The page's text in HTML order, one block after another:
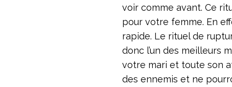
voir comme avant. Ce
pour votre femme. En
rapide. Le rituel de
donc l’un des meilleurs
votre mari et toute son
des ennemis et ne